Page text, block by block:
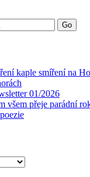
kaple smíření na
01/2026
všem přeje parádní